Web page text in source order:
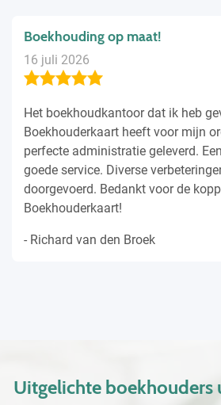
Boekhouding op maat!
16 juli 2026
Het boekhoudkantoor dat ik heb
Boekhouderkaart heeft voor mijn
perfecte administratie geleverd.
goede service. Diverse
doorgevoerd. Bedankt voor de
Boekhouderkaart!
- Richard van den Broek
Uitgelichte boekhouders